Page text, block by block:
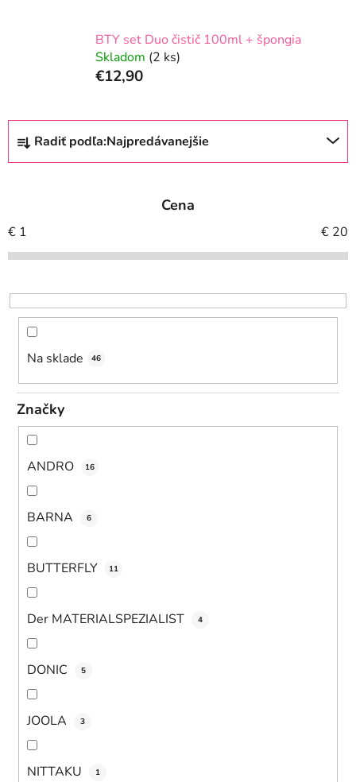
BTY set Duo čistič 100ml + špongia
Skladom (2 ks)
€12,90
R
d
i
e
r
o
o
Radiť podľa:Najpredávanejšie
Cena
€ 1 € 20
Na sklade 46
Značky
ANDRO 16
BARNA 6
BUTTERFLY 11
Der MATERIALSPEZIALIST 4
DONIC 5
JOOLA 3
NITTAKU 1